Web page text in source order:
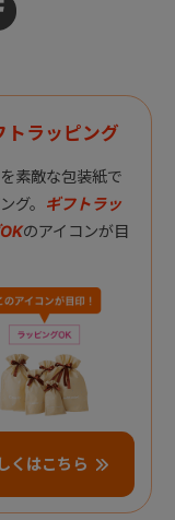
トラッピング
素敵な包装紙で
グ。 ギフトラッ
のアイコンが目
くはこちら